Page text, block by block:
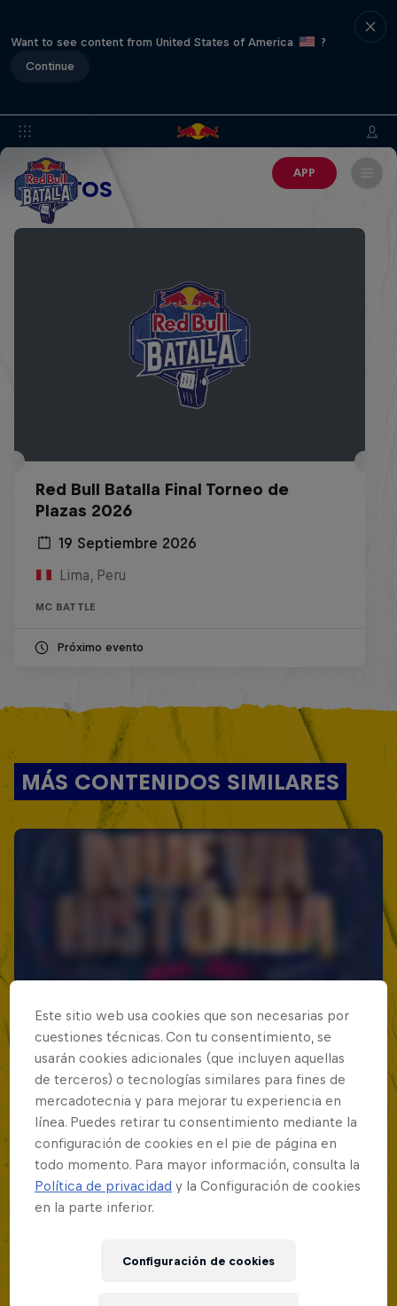
Want to see content from United States of America
?
Continue
APP
EVENTOS
Red Bull Batalla Final Torneo de
Plazas 2026
19 Septiembre 2026
Lima, Peru
MC BATTLE
Próximo evento
MÁS CONTENIDOS SIMILARES
Este sitio web usa cookies que son necesarias por
cuestiones técnicas. Con tu consentimiento, se
usarán cookies adicionales (que incluyen aquellas
de terceros) o tecnologías similares para fines de
mercadotecnia y para mejorar tu experiencia en
línea. Puedes retirar tu consentimiento mediante la
configuración de cookies en el pie de página en
todo momento. Para mayor información, consulta la
Política de privacidad y la Configuración de cookies
en la parte inferior.
Configuración de cookies